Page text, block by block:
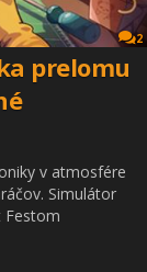
2
prelomu
v atmosfére
Simulátor
Festom